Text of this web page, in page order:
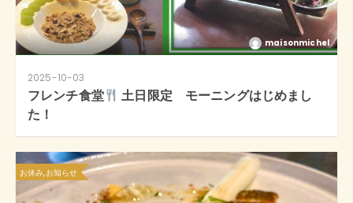
maisonmichel
2025-10-03
フレンチ食堂
土日限定 モーニングはじめまし
た！
お休み,お知らせ